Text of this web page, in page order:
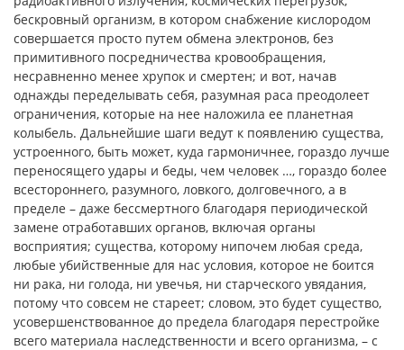
бескровный организм, в котором снабжение кислородом
совершается просто путем обмена электронов, без
примитивного посредничества кровообращения,
несравненно менее хрупок и смертен; и вот, начав
однажды переделывать себя, разумная раса преодолеет
ограничения, которые на нее наложила ее планетная
колыбель. Дальнейшие шаги ведут к появлению существа,
устроенного, быть может, куда гармоничнее, гораздо лучше
переносящего удары и беды, чем человек …, гораздо более
всестороннего, разумного, ловкого, долговечного, а в
пределе – даже бессмертного благодаря периодической
замене отработавших органов, включая органы
восприятия; существа, которому нипочем любая среда,
любые убийственные для нас условия, которое не боится
ни рака, ни голода, ни увечья, ни старческого увядания,
потому что совсем не стареет; словом, это будет существо,
усовершенствованное до предела благодаря перестройке
всего материала наследственности и всего организма, – с